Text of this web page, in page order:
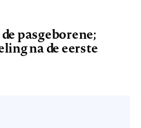
pasgeborene;
na de eerste